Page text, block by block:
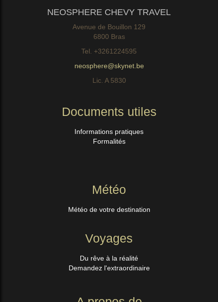
NEOSPHERE CHEVY TRAVEL
Avenue de Bouillon 129
6800 Bras
Tel. +3261224595
neosphere@skynet.be
Lic. A 5830
Documents utiles
Informations pratiques
Formalités
Météo
Météo de votre destination
Voyages
Du rêve à la réalité
Demandez l'extraordinaire